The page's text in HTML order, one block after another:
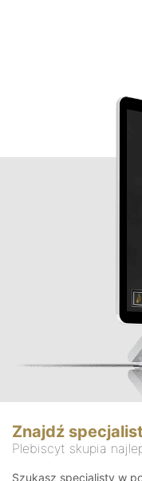
Znajdź
Plebiscyt skupia
Szukasz specjalisty w